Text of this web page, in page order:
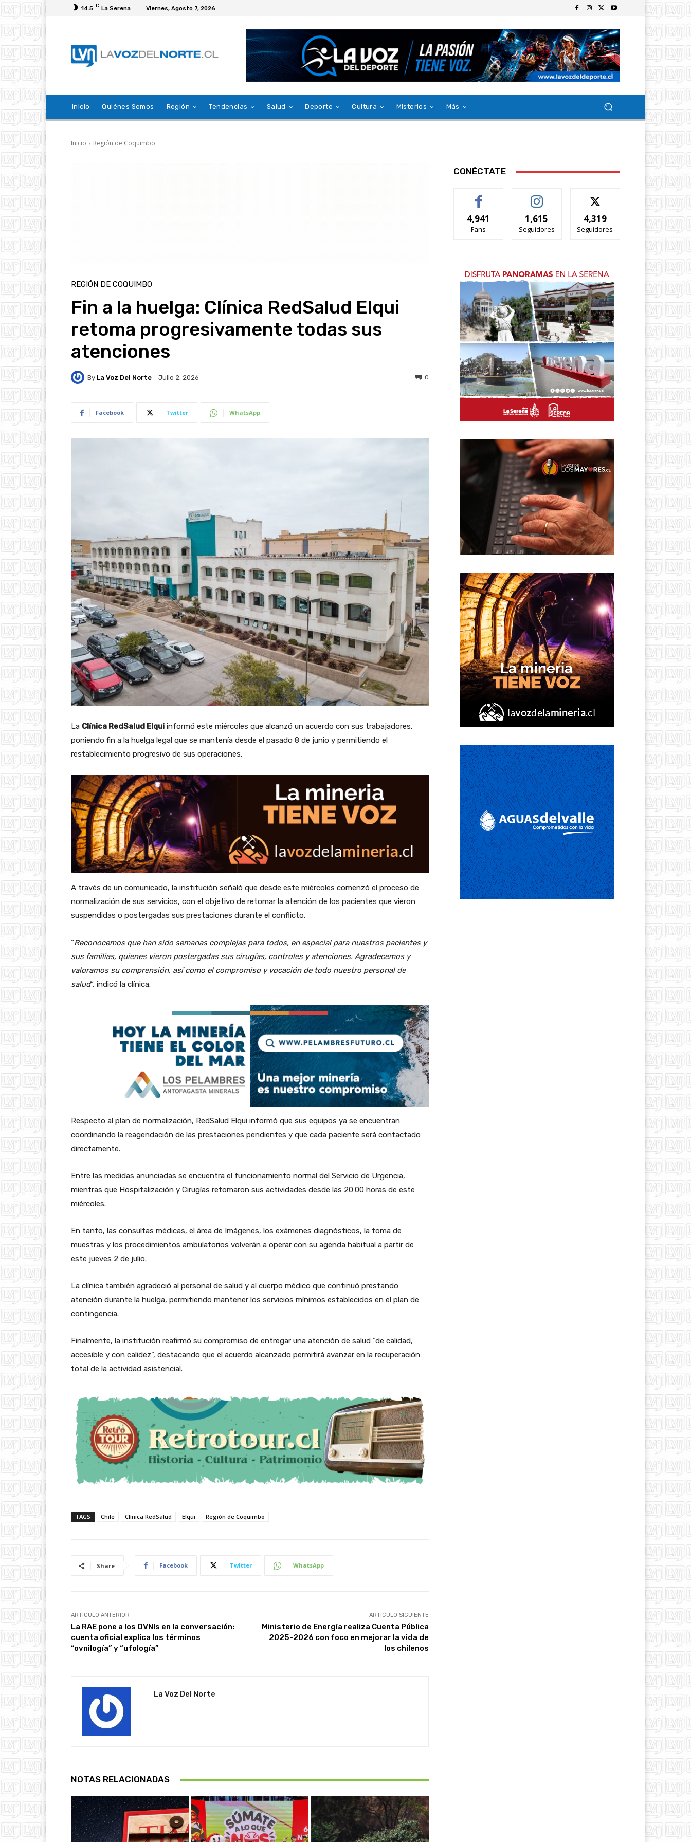
14.5 C La Serena Viernes, Agosto 7, 2026
Inicio Quiénes Somos Región Tendencias Salud Deporte Cultura Misterios Más
Inicio Región de Coquimbo
REGIÓN DE COQUIMBO
Fin a la huelga: Clínica RedSalud Elqui
retoma progresivamente todas sus
atenciones
By La Voz Del Norte Julio 2, 2026 0
Facebook Twitter WhatsApp
La Clínica RedSalud Elqui informó este miércoles que alcanzó un acuerdo con sus trabajadores,
poniendo fin a la huelga legal que se mantenía desde el pasado 8 de junio y permitiendo el
restablecimiento progresivo de sus operaciones.
A través de un comunicado, la institución señaló que desde este miércoles comenzó el proceso de
normalización de sus servicios, con el objetivo de retomar la atención de los pacientes que vieron
suspendidas o postergadas sus prestaciones durante el conflicto.
“Reconocemos que han sido semanas complejas para todos, en especial para nuestros pacientes y
sus familias, quienes vieron postergadas sus cirugías, controles y atenciones. Agradecemos y
valoramos su comprensión, así como el compromiso y vocación de todo nuestro personal de
salud“, indicó la clínica.
Respecto al plan de normalización, RedSalud Elqui informó que sus equipos ya se encuentran
coordinando la reagendación de las prestaciones pendientes y que cada paciente será contactado
directamente.
Entre las medidas anunciadas se encuentra el funcionamiento normal del Servicio de Urgencia,
mientras que Hospitalización y Cirugías retomaron sus actividades desde las 20:00 horas de este
miércoles.
En tanto, las consultas médicas, el área de Imágenes, los exámenes diagnósticos, la toma de
muestras y los procedimientos ambulatorios volverán a operar con su agenda habitual a partir de
este jueves 2 de julio.
La clínica también agradeció al personal de salud y al cuerpo médico que continuó prestando
atención durante la huelga, permitiendo mantener los servicios mínimos establecidos en el plan de
contingencia.
Finalmente, la institución reafirmó su compromiso de entregar una atención de salud “de calidad,
accesible y con calidez”, destacando que el acuerdo alcanzado permitirá avanzar en la recuperación
total de la actividad asistencial.
TAGS Chile Clínica RedSalud Elqui Región de Coquimbo
Share Facebook Twitter WhatsApp
ARTÍCULO ANTERIOR
La RAE pone a los OVNIs en la conversación:
cuenta oficial explica los términos
“ovnilogía” y “ufología”
ARTÍCULO SIGUIENTE
Ministerio de Energía realiza Cuenta Pública
2025-2026 con foco en mejorar la vida de
los chilenos
La Voz Del Norte
NOTAS RELACIONADAS
CONÉCTATE
4,941
Fans
1,615
Seguidores
4,319
Seguidores